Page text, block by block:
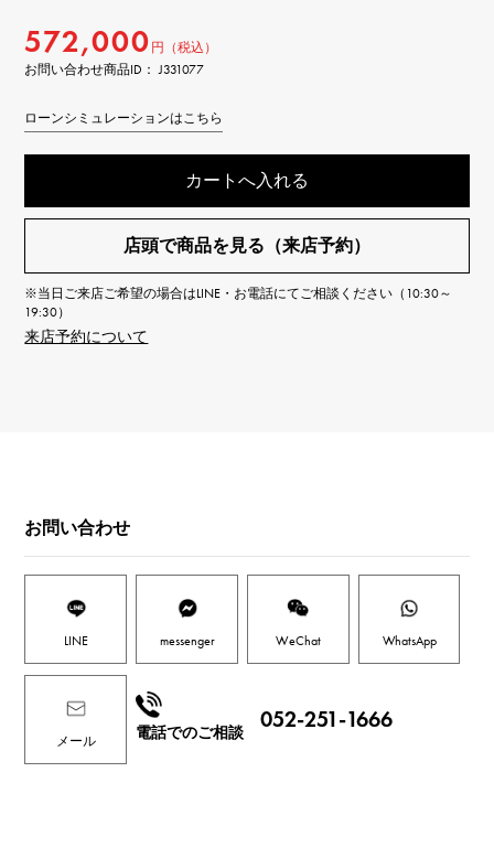
572,000 円（税込）
お問い合わせ商品ID： J331077
ローンシミュレーションはこちら
カートへ入れる
店頭で商品を見る（来店予約）
※当日ご来店ご希望の場合はLINE・お電話にてご相談ください（10:30～
19:30）
来店予約について
お問い合わせ
LINE messenger WeChat WhatsApp
メール 電話でのご相談
052-251-1666